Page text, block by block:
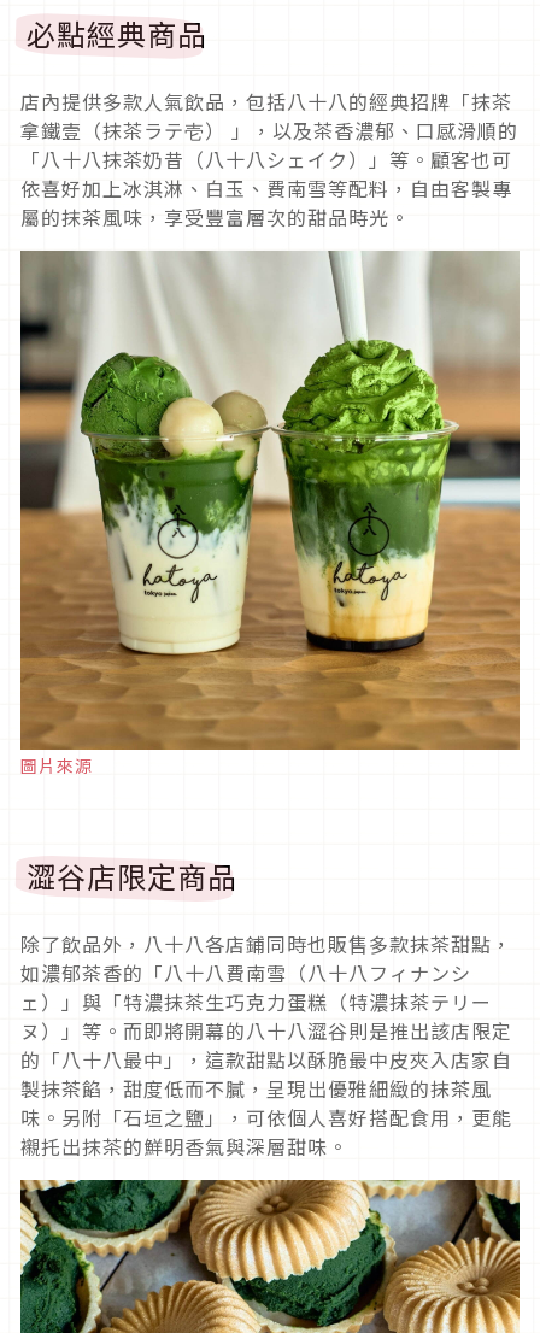
必點經典商品
店內提供多款人氣飲品，包括八十八的經典招牌「抹茶
拿鐵壹（抹茶ラテ壱） 」，以及茶香濃郁、口感滑順的
「八十八抹茶奶昔（八十八シェイク）」等。顧客也可
依喜好加上冰淇淋、白玉、費南雪等配料，自由客製專
屬的抹茶風味，享受豐富層次的甜品時光。
圖片來源
澀谷店限定商品
除了飲品外，八十八各店鋪同時也販售多款抹茶甜點，
如濃郁茶香的「八十八費南雪（八十八フィナンシ
ェ）」與「特濃抹茶生巧克力蛋糕（特濃抹茶テリー
ヌ）」等。而即將開幕的八十八澀谷則是推出該店限定
的「八十八最中」，這款甜點以酥脆最中皮夾入店家自
製抹茶餡，甜度低而不膩，呈現出優雅細緻的抹茶風
味。另附「石垣之鹽」，可依個人喜好搭配食用，更能
襯托出抹茶的鮮明香氣與深層甜味。